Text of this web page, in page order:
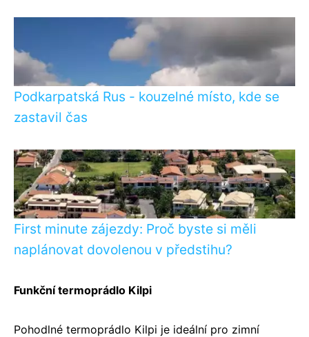
Podkarpatská Rus - kouzelné místo, kde se
zastavil čas
First minute zájezdy: Proč byste si měli
naplánovat dovolenou v předstihu?
Funkční termoprádlo Kilpi
Pohodlné termoprádlo Kilpi je ideální pro zimní